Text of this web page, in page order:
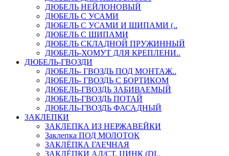
ДЮБЕЛЬ НЕЙЛОНОВЫЙ
ДЮБЕЛЬ С УСАМИ
ДЮБЕЛЬ С УСАМИ И ШИПАМИ (..
ДЮБЕЛЬ С ШИПАМИ
ДЮБЕЛЬ СКЛАДНОЙ ПРУЖИННЫЙ
ДЮБЕЛЬ-ХОМУТ ДЛЯ КРЕПЛЕНИ..
ДЮБЕЛЬ-ГВОЗДИ
ДЮБЕЛЬ- ГВОЗДЬ ПОД МОНТАЖ..
ДЮБЕЛЬ- ГВОЗДЬ С БОРТИКОМ
ДЮБЕЛЬ-ГВОЗДЬ ЗАБИВАЕМЫЙ
ДЮБЕЛЬ-ГВОЗДЬ ПОТАЙ
ДЮБЕЛЬ-ГВОЗДЬ ФАСАДНЫЙ
ЗАКЛЕПКИ
ЗАКЛЕПКА ИЗ НЕРЖАВЕЙКИ
Заклепка ПОД МОЛОТОК
ЗАКЛЁПКА ГАЕЧНАЯ
ЗАКЛЁПКИ АЛ/СТ. ЦИНК (DI..